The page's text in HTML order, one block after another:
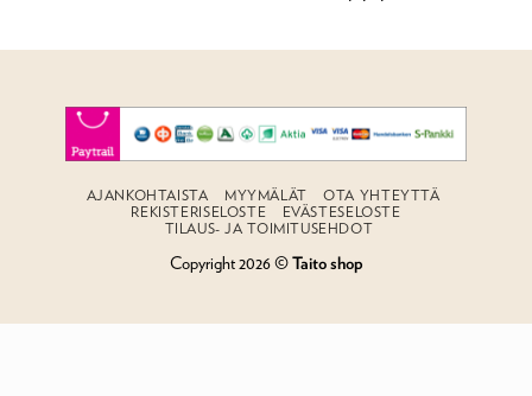
AJANKOHTAISTA MYYMÄLÄT
OTA YHTEYTTÄ
REKISTERISELOSTE
EVÄSTESELOSTE
TILAUS- JA TOIMITUSEHDOT
Copyright 2026 ©Taito shop